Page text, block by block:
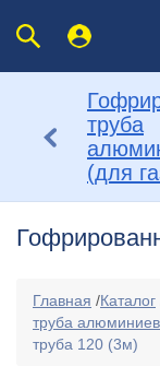
труба
(для
Главная /Каталог
труба
труба 120 (3м)